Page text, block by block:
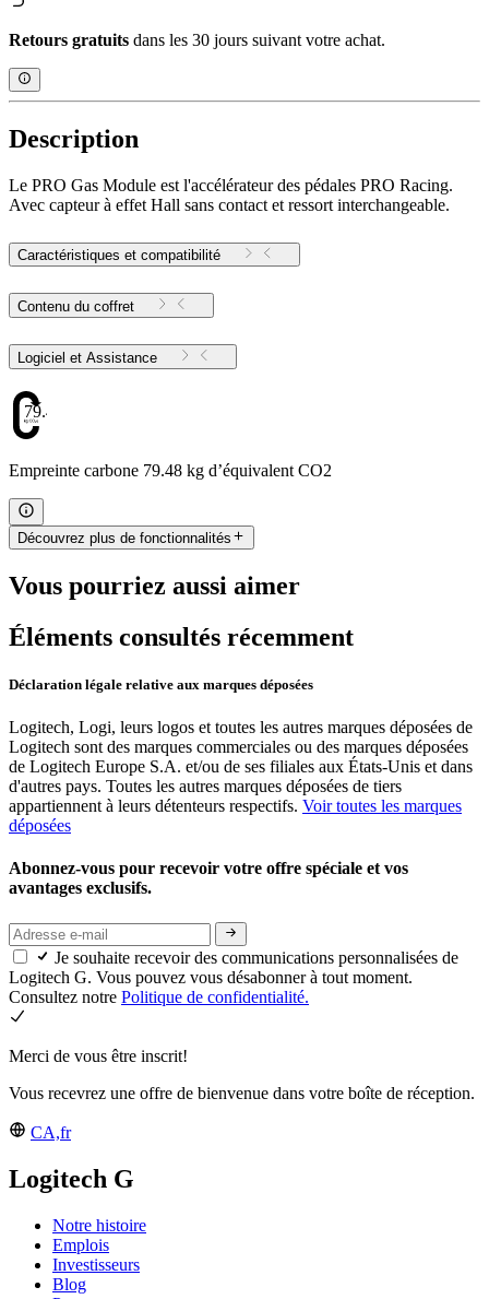
Retours gratuits dans les 30 jours suivant votre achat.
Description
Le PRO Gas Module est l'accélérateur des pédales PRO Racing.
Avec capteur à effet Hall sans contact et ressort interchangeable.
Caractéristiques et compatibilité
Contenu du coffret
Logiciel et Assistance
79.48
Empreinte carbone 79.48 kg d’équivalent CO2
Découvrez plus de fonctionnalités
Vous pourriez aussi aimer
Éléments consultés récemment
Déclaration légale relative aux marques déposées
Logitech, Logi, leurs logos et toutes les autres marques déposées de
Logitech sont des marques commerciales ou des marques déposées
de Logitech Europe S.A. et/ou de ses filiales aux États-Unis et dans
d'autres pays. Toutes les autres marques déposées de tiers
appartiennent à leurs détenteurs respectifs. Voir toutes les marques
déposées
Abonnez-vous pour recevoir votre offre spéciale et vos
avantages exclusifs.
Je souhaite recevoir des communications personnalisées de
Logitech G. Vous pouvez vous désabonner à tout moment.
Consultez notre Politique de confidentialité.
Merci de vous être inscrit!
Vous recevrez une offre de bienvenue dans votre boîte de réception.
CA,fr
Logitech G
Notre histoire
Emplois
Investisseurs
Blog